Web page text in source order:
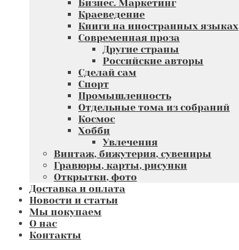
Бизнес. Маркетинг
Краеведение
Книги на иностранных языках
Современная проза
Другие страны
Российские авторы
Сделай сам
Спорт
Промышленность
Отдельные тома из собраний
Космос
Хобби
Увлечения
Винтаж, бижутерия, сувениры
Гравюры, карты, рисунки
Открытки, фото
Доставка и оплата
Новости и статьи
Мы покупаем
О нас
Контакты